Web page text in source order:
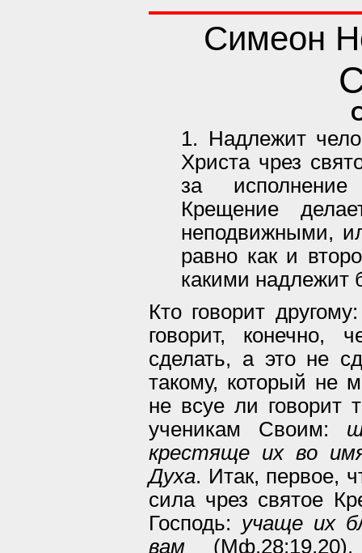
Симеон
1. Надлежит
Христа чрез
за
Крещение
неподвижными,
равно как и
какими надлежит
Кто говорит
говорит, конечно,
сделать, а это не
такому, который не
не всуе ли говорит
ученикам Своим:
крестяще их во
Духа. Итак, первое,
сила чрез святое
Господь: учаще их
вам